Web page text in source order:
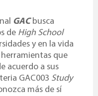
GACbusca
de High School
y en la vida
que
acuerdo a sus
GAC003 Study
más de sí